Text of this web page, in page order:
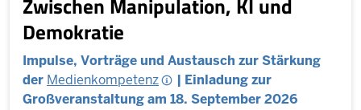
Zwischen Manipulation, KI und
Demokratie
Impulse, Vorträge und Austausch zur Stärkung
der Medienkompetenz
| Einladung zur
Großveranstaltung am 18. September 2026